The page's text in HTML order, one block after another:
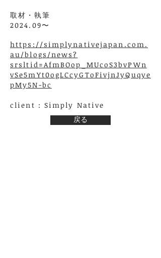
取材・執筆
2024.09〜
https://simplynativejapan.com.
au/blogs/news?
srsltid=AfmBOop_MUcoS3bvPWn
vSe5mYt0ogLCcyGToFivjnJyQuqye
pMy5N-bc
client : Simply Native
戻る